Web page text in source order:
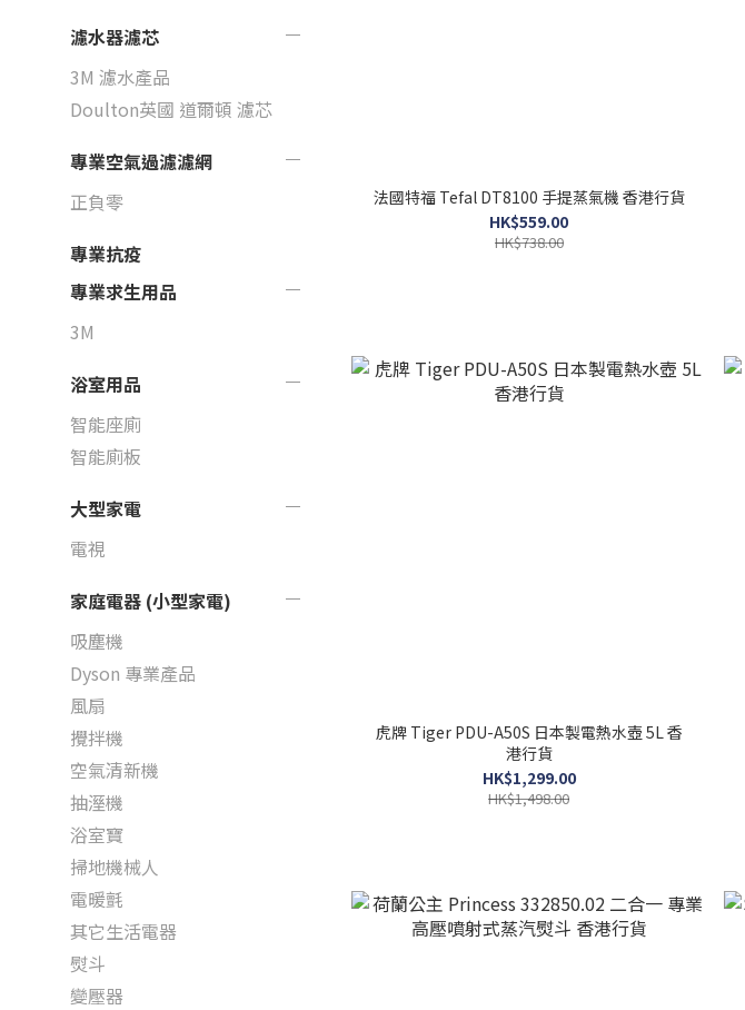
濾水器濾芯
3M 濾水產品
Doulton英國 道爾頓 濾芯
專業空氣過濾濾網
正負零
專業抗疫
專業求生用品
3M
浴室用品
智能座廁
智能廁板
大型家電
電視
家庭電器 (小型家電)
吸塵機
Dyson 專業產品
風扇
攪拌機
空氣清新機
抽溼機
浴室寶
掃地機械人
電暖氈
其它生活電器
熨斗
變壓器
法國特福 Tefal DT8100 手提蒸氣機 香港行貨
HK$559.00
HK$738.00
虎牌 Tiger PDU-A50S 日本製電熱水壺 5L 香
港行貨
HK$1,299.00
HK$1,498.00